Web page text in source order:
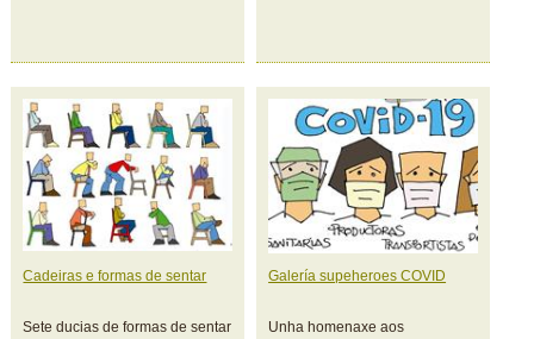
Cadeiras e formas de sentar
Sete ducias de formas de sentar
Galería supeheroes COVID
Unha homenaxe aos